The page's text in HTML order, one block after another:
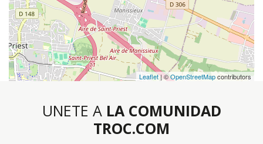
Leaflet| ©OpenStreetMapcontributors
UNETE A LA COMUNIDAD
TROC.COM